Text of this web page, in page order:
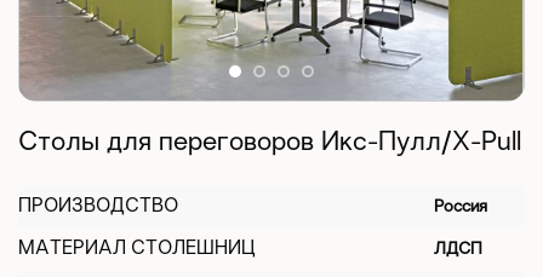
Столы для переговоров Икс-Пулл/X-Pull
ПРОИЗВОДСТВО Россия
МАТЕРИАЛ СТОЛЕШНИЦ ЛДСП